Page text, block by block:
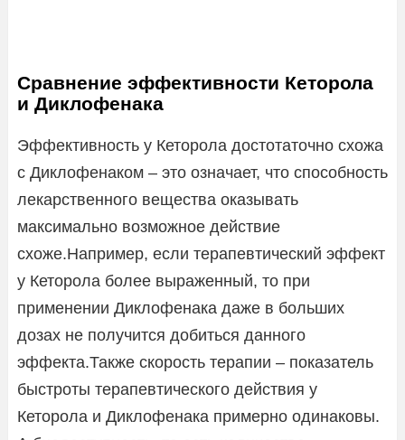
Сравнение эффективности Кеторола
и Диклофенака
Эффективность у Кеторола достотаточно схожа
с Диклофенаком – это означает, что способность
лекарственного вещества оказывать
максимально возможное действие
схоже.Например, если терапевтический эффект
у Кеторола более выраженный, то при
применении Диклофенака даже в больших
дозах не получится добиться данного
эффекта.Также скорость терапии – показатель
быстроты терапевтического действия у
Кеторола и Диклофенака примерно одинаковы.